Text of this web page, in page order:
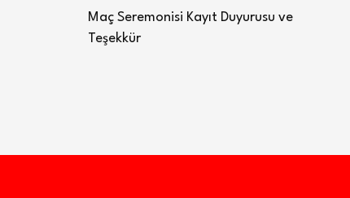
Maç Seremonisi Kayıt Duyurusu ve
Teşekkür